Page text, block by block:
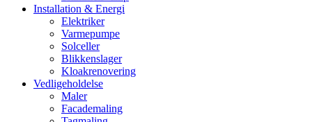
Installation & Energi
Elektriker
Varmepumpe
Solceller
Blikkenslager
Kloakrenovering
Vedligeholdelse
Maler
Facademaling